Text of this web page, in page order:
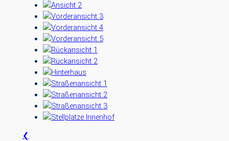
❮